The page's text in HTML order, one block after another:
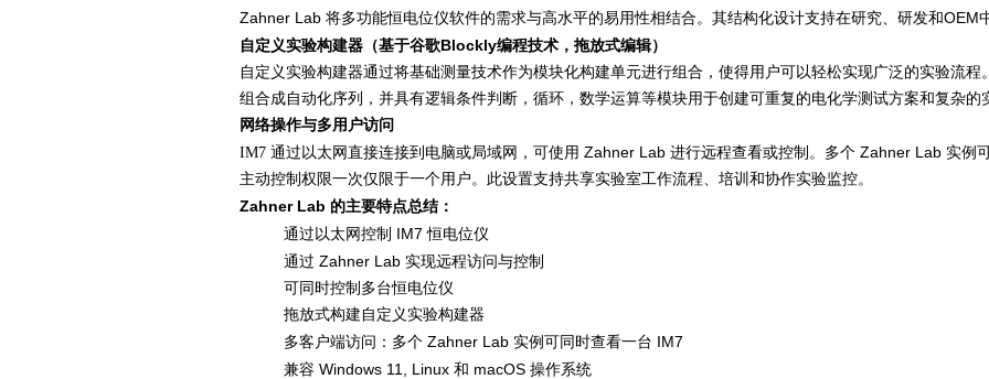
Zahner Lab 将多功能恒电位仪软件的需求与高水平的易用性相结合。其结构化设计支持在研究、研发和OEM
自定义实验构建器（基于谷歌Blockly编程技术，拖放式编辑）
自定义实验构建器通过将基础测量技术作为模块化构建单元进行组合，使得用户可以轻松实现广泛的实验流
组合成自动化序列，并具有逻辑条件判断，循环，数学运算等模块用于创建可重复的电化学测试方案和复杂的
网络操作与多用户访问
IM7 通过以太网直接连接到电脑或局域网，可使用 Zahner Lab 进行远程查看或控制。多个 Zahner Lab 实例
主动控制权限一次仅限于一个用户。此设置支持共享实验室工作流程、培训和协作实验监控。
Zahner Lab 的主要特点总结：
通过以太网控制 IM7恒电位仪
通过 Zahner Lab 实现远程访问与控制
可同时控制多台恒电位仪
拖放式构建自定义实验构建器
多客户端访问：多个 Zahner Lab 实例可同时查看一台 IM7
兼容 Windows 11, Linux 和 macOS 操作系统